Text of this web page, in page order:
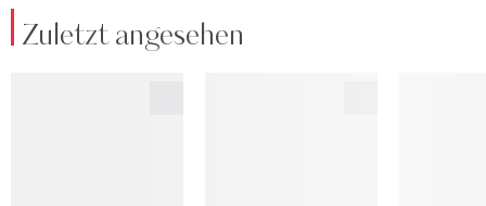
Zuletzt angesehen